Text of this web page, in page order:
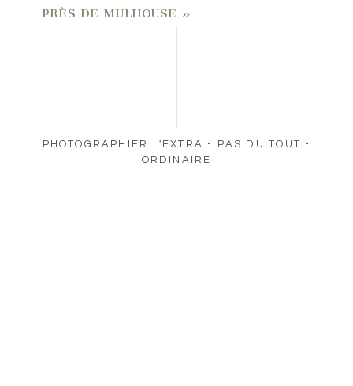
PRÈS DE MULHOUSE »
PHOTOGRAPHIER L'EXTRA - PAS DU TOUT -
ORDINAIRE